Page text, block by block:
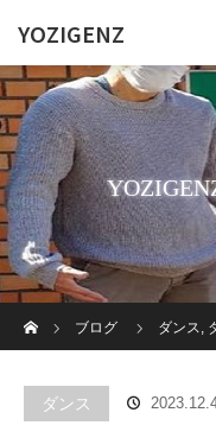
YOZIGENZ
ブログ
ダンス,
ダンス